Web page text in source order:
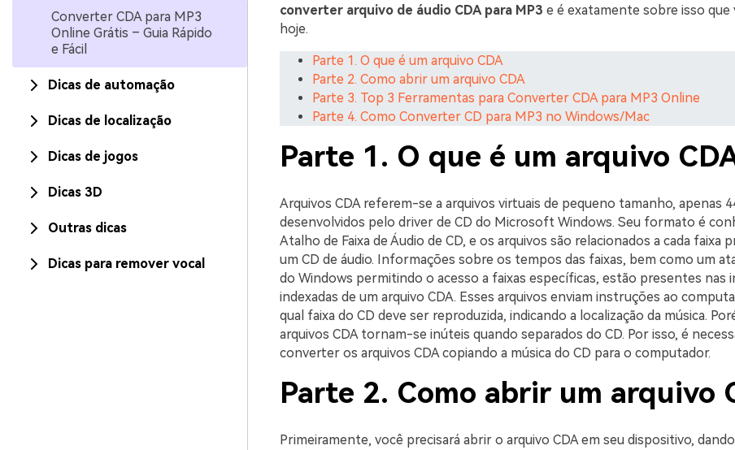
Converter CDA para MP3
Online Grátis – Guia Rápido
e Fácil
Dicas de automação
Dicas de localização
Dicas de jogos
Dicas 3D
Outras dicas
Dicas para remover vocal
converter arquivo de áudio CDA para MP3 e é exatamente sobre isso que
hoje.
Parte 1. O que é um arquivo CDA
Parte 2. Como abrir um arquivo CDA
Parte 3. Top 3 Ferramentas para Converter CDA para MP3 Online
Parte 4. Como Converter CD para MP3 no Windows/Mac
Parte 1. O que é um arquivo
Arquivos CDA referem-se a arquivos virtuais de pequeno tamanho, apenas
desenvolvidos pelo driver de CD do Microsoft Windows. Seu formato é
Atalho de Faixa de Áudio de CD, e os arquivos são relacionados a cada faixa
um CD de áudio. Informações sobre os tempos das faixas, bem como um
do Windows permitindo o acesso a faixas específicas, estão presentes nas
indexadas de um arquivo CDA. Esses arquivos enviam instruções ao
qual faixa do CD deve ser reproduzida, indicando a localização da música.
arquivos CDA tornam-se inúteis quando separados do CD. Por isso, é
converter os arquivos CDA copiando a música do CD para o computador.
Parte 2. Como abrir um arquivo
Primeiramente, você precisará abrir o arquivo CDA em seu dispositivo,